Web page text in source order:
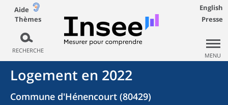
Aide
Thèmes
RECHERCHE
English
Presse
MENU
Logement en 2022
Commune d'Hénencourt (80429)